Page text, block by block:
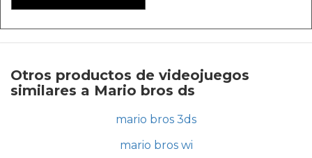
Otros productos de videojuegos
similares a Mario bros ds
mario bros 3ds
mario bros wi